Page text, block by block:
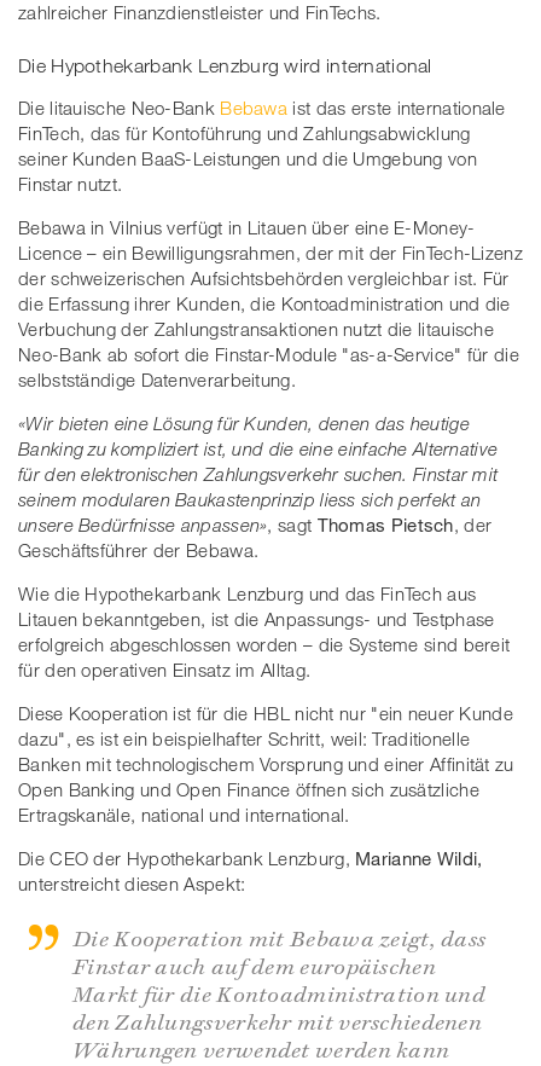
zahlreicher Finanzdienstleister und FinTechs.
Die Hypothekarbank Lenzburg wird international
Die litauische Neo-Bank Bebawa ist das erste internationale
FinTech, das für Kontoführung und Zahlungsabwicklung
seiner Kunden BaaS-Leistungen und die Umgebung von
Finstar nutzt.
Bebawa in Vilnius verfügt in Litauen über eine E-Money-
Licence – ein Bewilligungsrahmen, der mit der FinTech-Lizenz
der schweizerischen Aufsichtsbehörden vergleichbar ist. Für
die Erfassung ihrer Kunden, die Kontoadministration und die
Verbuchung der Zahlungstransaktionen nutzt die litauische
Neo-Bank ab sofort die Finstar-Module "as-a-Service" für die
selbstständige Datenverarbeitung.
«Wir bieten eine Lösung für Kunden, denen das heutige
Banking zu kompliziert ist, und die eine einfache Alternative
für den elektronischen Zahlungsverkehr suchen. Finstar mit
seinem modularen Baukastenprinzip liess sich perfekt an
unsere Bedürfnisse anpassen», sagt Thomas Pietsch, der
Geschäftsführer der Bebawa.
Wie die Hypothekarbank Lenzburg und das FinTech aus
Litauen bekanntgeben, ist die Anpassungs- und Testphase
erfolgreich abgeschlossen worden – die Systeme sind bereit
für den operativen Einsatz im Alltag.
Diese Kooperation ist für die HBL nicht nur "ein neuer Kunde
dazu", es ist ein beispielhafter Schritt, weil: Traditionelle
Banken mit technologischem Vorsprung und einer Affinität zu
Open Banking und Open Finance öffnen sich zusätzliche
Ertragskanäle, national und international.
Die CEO der Hypothekarbank Lenzburg, Marianne Wildi,
unterstreicht diesen Aspekt:
Die Kooperation mit Bebawa zeigt, dass
Finstar auch auf dem europäischen
Markt für die Kontoadministration und
den Zahlungsverkehr mit verschiedenen
Währungen verwendet werden kann